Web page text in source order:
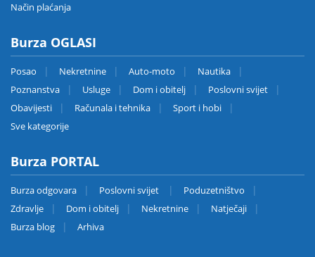
Način plaćanja
Burza OGLASI
Posao Nekretnine Auto-moto
Nautika
Poznanstva
Usluge Dom i obitelj
Poslovni svijet
Obavijesti
Računala i tehnika
Sport i hobi
Sve kategorije
Burza PORTAL
Burza odgovara Poslovni svijet
Poduzetništvo
Zdravlje
Dom i obitelj Nekretnine
Natječaji
Burza blog
Arhiva